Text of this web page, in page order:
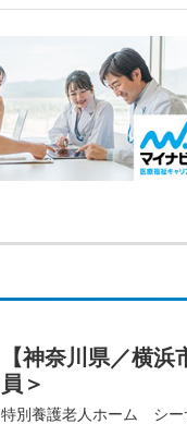
【神奈川県／横
員＞
特別養護老人ホーム シー